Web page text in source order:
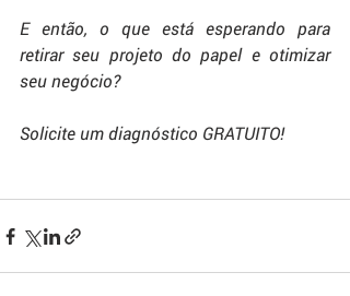
E então, o que está esperando para
retirar seu projeto do papel e otimizar
seu negócio?
Solicite um diagnóstico GRATUITO!